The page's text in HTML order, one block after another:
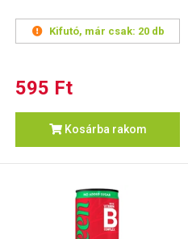
Kifutó, már csak: 20 db
595 Ft
Kosárba rakom